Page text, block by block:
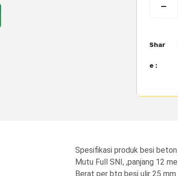
Shar
e :
Spesifikasi produk besi
Mutu Full SNI, ,panjang 12
Berat per btg besi ulir 25 mm